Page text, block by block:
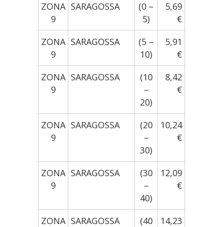
ZONA
9
SARAGOSSA
(0 –
5)
5,69
€
ZONA
9
SARAGOSSA
(5 –
10)
5,91
€
ZONA
9
SARAGOSSA
(10
–
20)
8,42
€
ZONA
9
SARAGOSSA
(20
–
30)
10,24
€
ZONA
9
SARAGOSSA
(30
–
40)
12,09
€
ZONA SARAGOSSA
(40
14,23